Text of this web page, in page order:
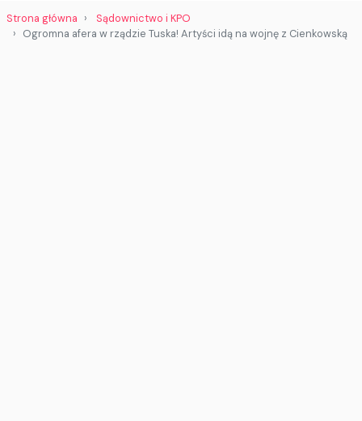
Strona główna
Sądownictwo i KPO
Ogromna afera w rządzie Tuska! Artyści idą na wojnę z Cienkowską